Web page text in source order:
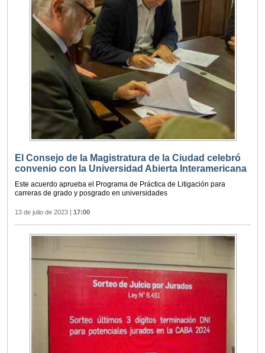
El Consejo de la Magistratura de la Ciudad celebró
convenio con la Universidad Abierta Interamericana
Este acuerdo aprueba el Programa de Práctica de Litigación para
carreras de grado y posgrado en universidades
13 de julio de 2023 | 17:00